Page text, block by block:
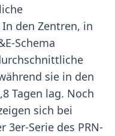
den Zentren, in
Schema
sie in den
Tagen lag. Noch
sich bei
3er-Serie des PRN-